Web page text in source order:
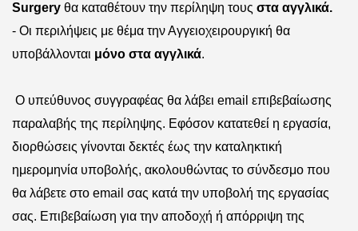
Surgery θα καταθέτουν την περίληψη τους στα αγγλικά.
- Οι περιλήψεις με θέμα την Αγγειοχειρουργική θα
υποβάλλονται μόνο στα αγγλικά.
Ο υπεύθυνος συγγραφέας θα λάβει email επιβεβαίωσης
παραλαβής της περίληψης. Εφόσον κατατεθεί η εργασία,
διορθώσεις γίνονται δεκτές έως την καταληκτική
ημερομηνία υποβολής, ακολουθώντας το σύνδεσμο που
θα λάβετε στο email σας κατά την υποβολή της εργασίας
σας. Επιβεβαίωση για την αποδοχή ή απόρριψη της